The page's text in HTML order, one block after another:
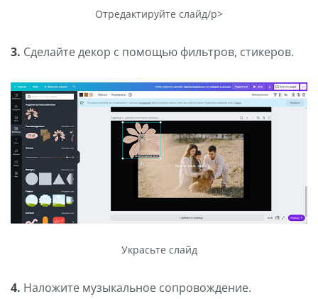
Отредактируйте слайд/p>
3. Сделайте декор с помощью фильтров, стикеров.
Украсьте слайд
4. Наложите музыкальное сопровождение.